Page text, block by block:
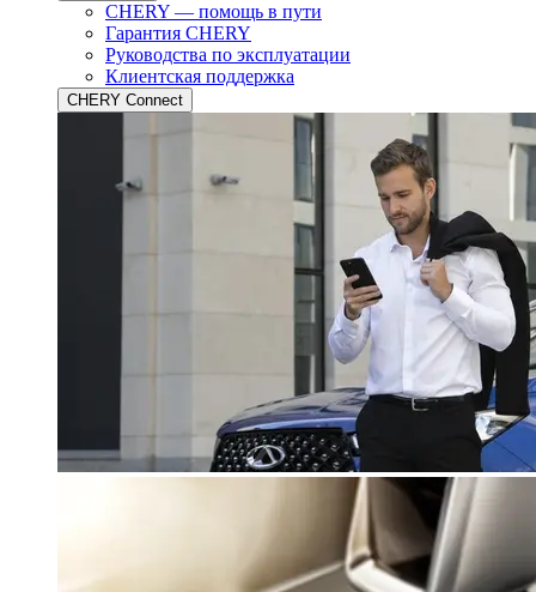
CHERY — помощь в пути
Гарантия CHERY
Руководства по эксплуатации
Клиентская поддержка
CHERY Connect